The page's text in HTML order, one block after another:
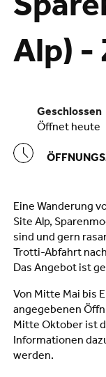
Alp) -
geschlossen
öffnet heute
Eine Wanderung
Site Alp,
sind und gern
Trotti-Abfahrt
Das Angebot ist
Von Mitte Mai bis
angegebenen
Mitte Oktober ist
Informationen
werden.